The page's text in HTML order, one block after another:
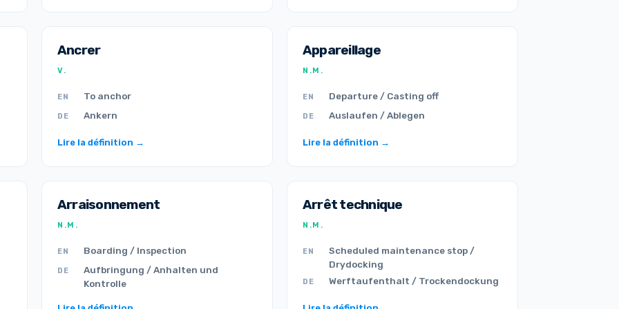
Ancrer
V.
EN To anchor
DE Ankern
Lire la définition →
Appareillage
N.M.
EN Departure / Casting off
DE Auslaufen / Ablegen
Lire la définition →
Arraisonnement
N.M.
EN Boarding / Inspection
DE
Aufbringung / Anhalten und
Kontrolle
Arrêt technique
N.M.
EN
Scheduled maintenance stop /
Drydocking
DE Werftaufenthalt / Trockendockung